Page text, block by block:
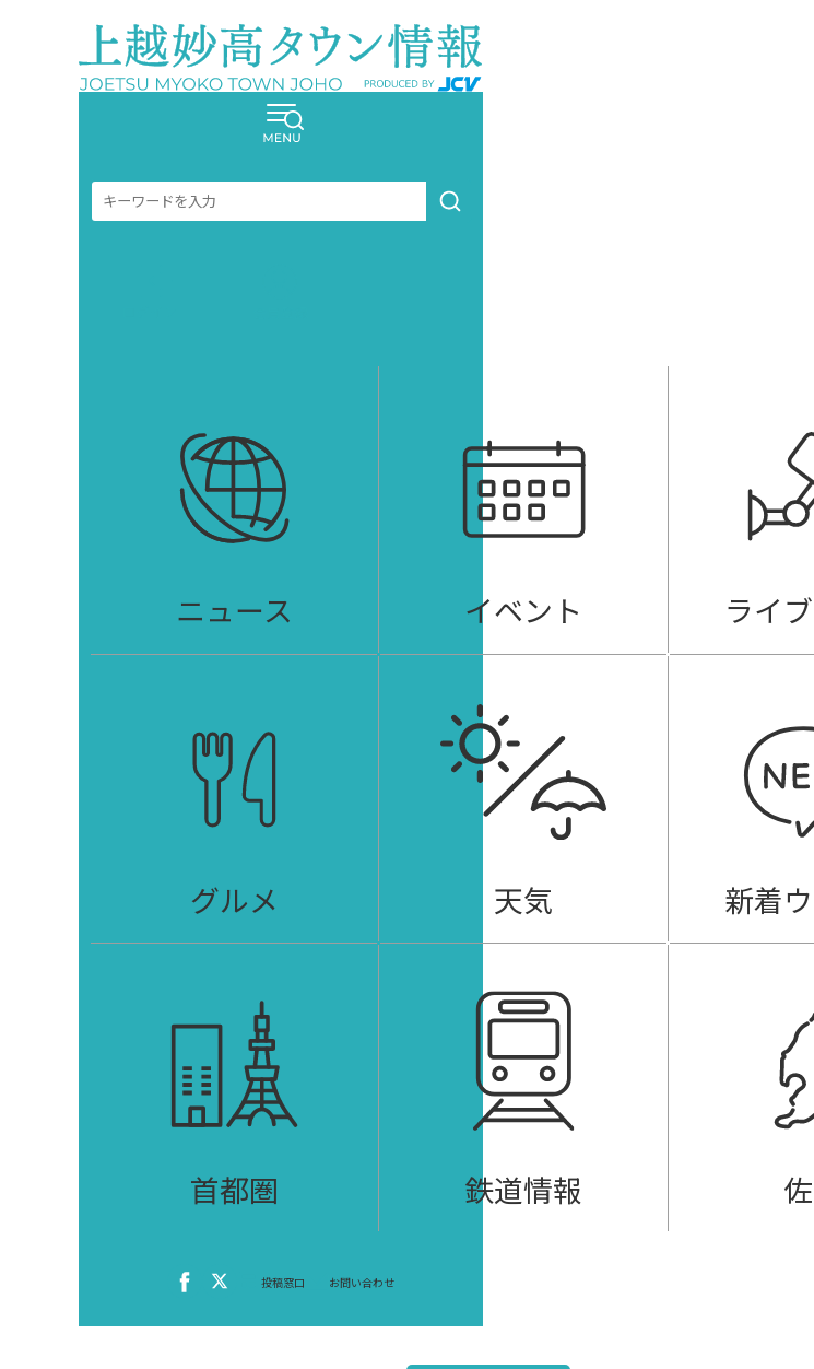
ニュース イベント ライ
グルメ 天気 新着
首都圏 鉄道情報
投稿窓口 お問い合わせ